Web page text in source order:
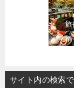
サイト内の検索